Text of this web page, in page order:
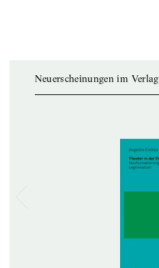
Neuerscheinungen im Verlag